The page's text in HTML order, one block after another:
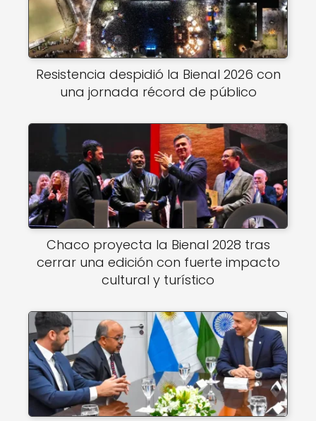
Resistencia despidió la Bienal 2026 con
una jornada récord de público
Chaco proyecta la Bienal 2028 tras
cerrar una edición con fuerte impacto
cultural y turístico